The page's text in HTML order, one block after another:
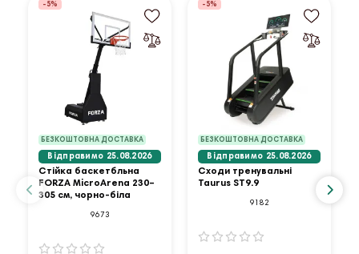
БЕЗКОШТОВНА ДОСТАВКА
-5%
Відправимо 25.08.2026
Стійка баскетбльна
FORZA MicroArena 230–
305 см, чорно-біла
9673
БЕЗКОШТОВНА ДОСТАВКА
-5%
Відправимо 25.08.2026
Сходи тренувальні
Taurus ST9.9
9182